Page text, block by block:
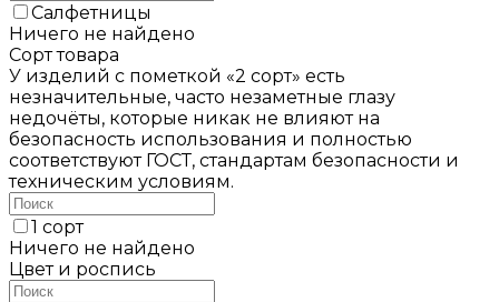
Салфетницы
Ничего не найдено
Сорт товара
У изделий с пометкой «2 сорт» есть
незначительные, часто незаметные глазу
недочёты, которые никак не влияют на
безопасность использования и полностью
соответствуют ГОСТ, стандартам безопасности и
техническим условиям.
1 сорт
Ничего не найдено
Цвет и роспись